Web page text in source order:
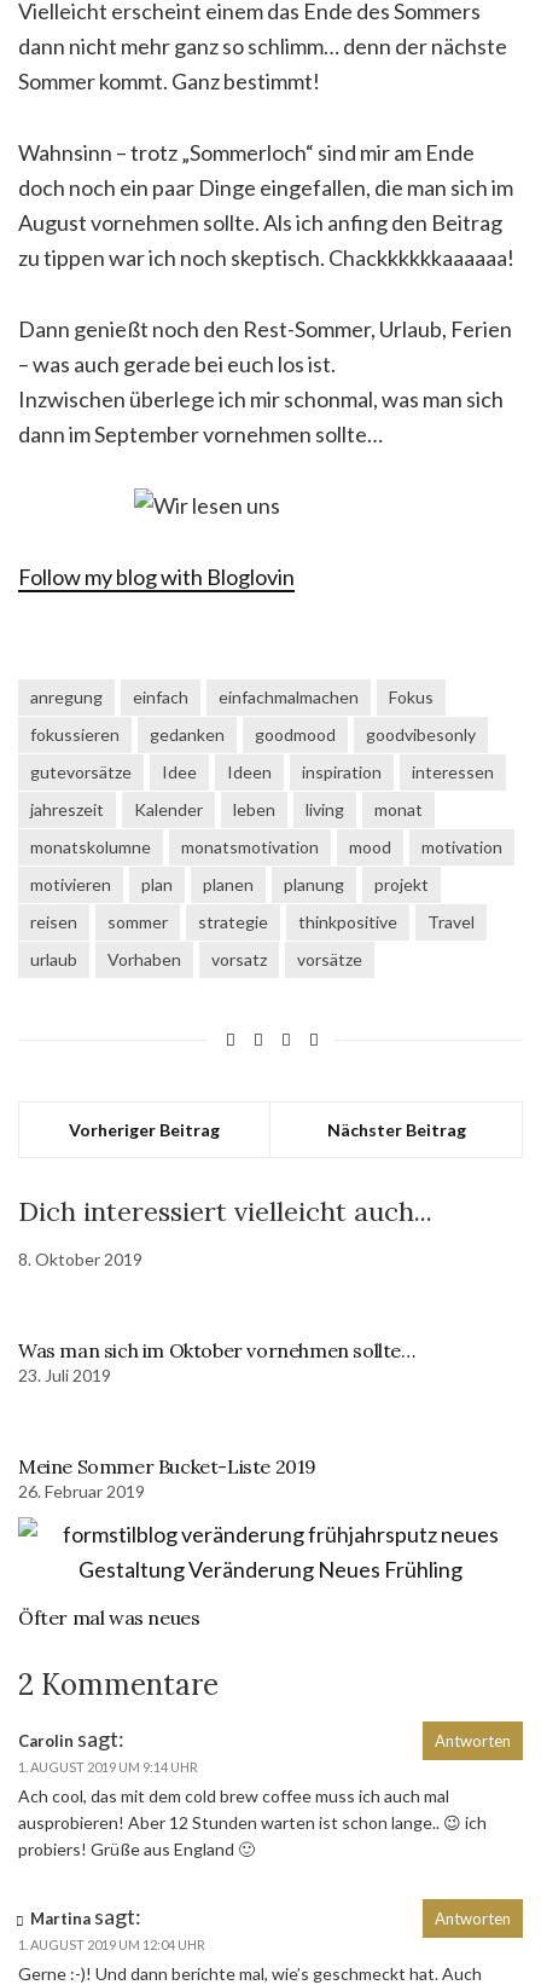
Vielleicht erscheint einem das Ende des Sommers
dann nicht mehr ganz so schlimm… denn der nächste
Sommer kommt. Ganz bestimmt!
Wahnsinn – trotz „Sommerloch“ sind mir am Ende
doch noch ein paar Dinge eingefallen, die man sich im
August vornehmen sollte. Als ich anfing den Beitrag
zu tippen war ich noch skeptisch. Chackkkkkkaaaaaa!
Dann genießt noch den Rest-Sommer, Urlaub, Ferien
– was auch gerade bei euch los ist.
Inzwischen überlege ich mir schonmal, was man sich
dann im September vornehmen sollte…
Follow my blog with Bloglovin
anregung einfach einfachmalmachen
Fokus
fokussieren
gedanken goodmood
goodvibesonly
gutevorsätze
Idee Ideen inspiration
interessen
jahreszeit
Kalender leben living
monat
monatskolumne
monatsmotivation mood
motivation
motivieren
plan planen planung
projekt
reisen
sommer strategie thinkpositive
Travel
urlaub
Vorhaben vorsatz vorsätze
Vorheriger Beitrag Nächster Beitrag
Dich interessiert vielleicht auch...
8. Oktober 2019
Was man sich im Oktober vornehmen sollte…
23. Juli 2019
Meine Sommer Bucket-Liste 2019
26. Februar 2019
Öfter mal was neues
2 Kommentare
Carolin sagt:
1. AUGUST 2019 UM 9:14 UHR
Ach cool, das mit dem cold brew coffee muss ich auch mal
ausprobieren! Aber 12 Stunden warten ist schon lange.. 😉 ich
probiers! Grüße aus England 🙂
Antworten
Martina sagt:
1. AUGUST 2019 UM 12:04 UHR
Gerne :-)! Und dann berichte mal, wie’s geschmeckt hat. Auch
Antworten